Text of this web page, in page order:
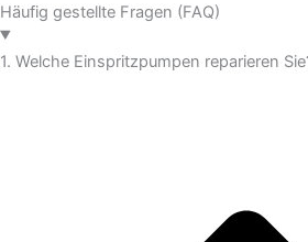
Häufig gestellte Fragen (FAQ)
1. Welche Einspritzpumpen reparieren